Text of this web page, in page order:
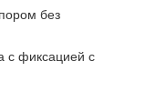
без
с фиксацией с